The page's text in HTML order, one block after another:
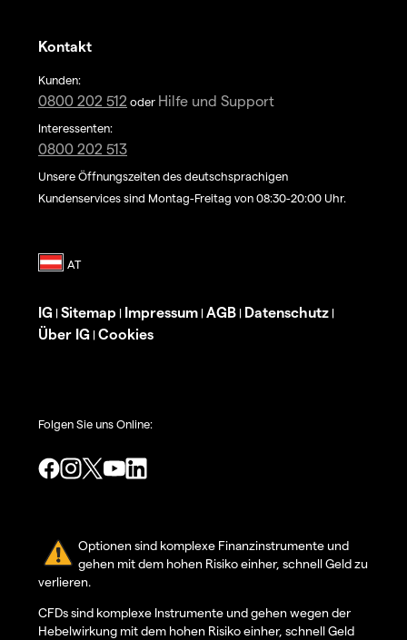
Kontakt
Kunden:
0800 202 512 oder Hilfe und Support
Interessenten:
0800 202 513
Unsere Öffnungszeiten des deutschsprachigen
Kundenservices sind Montag-Freitag von 08:30-20:00 Uhr.
IG | Sitemap | Impressum | AGB | Datenschutz |
Über IG | Cookies
Folgen Sie uns Online:
Optionen sind komplexe Finanzinstrumente und
gehen mit dem hohen Risiko einher, schnell Geld zu
verlieren.
CFDs sind komplexe Instrumente und gehen wegen der
Hebelwirkung mit dem hohen Risiko einher, schnell Geld